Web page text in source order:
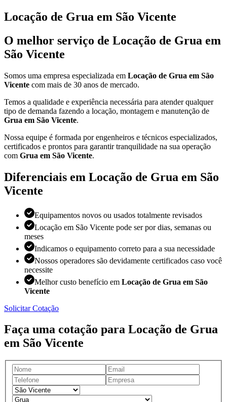
Locação de Grua em São Vicente
O melhor serviço de Locação de Grua em
São Vicente
Somos uma empresa especializada em Locação de Grua em São
Vicente com mais de 30 anos de mercado.
Temos a qualidade e experiência necessária para atender qualquer
tipo de demanda fazendo a locação, montagem e manutenção de
Grua em São Vicente.
Nossa equipe é formada por engenheiros e técnicos especializados,
certificados e prontos para garantir tranquilidade na sua operação
com Grua em São Vicente.
Diferenciais em Locação de Grua em São
Vicente
Equipamentos novos ou usados totalmente revisados
Locação em São Vicente pode ser por dias, semanas ou
meses
Indicamos o equipamento correto para a sua necessidade
Nossos operadores são devidamente certificados caso você
necessite
Melhor custo benefício em Locação de Grua em São
Vicente
Solicitar Cotação
Faça uma cotação para Locação de Grua
em São Vicente